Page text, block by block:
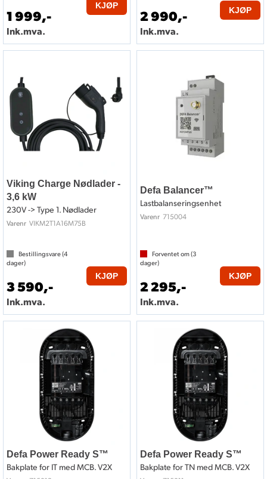
1 999,-
Ink.mva.
KJØP
2 990,-
Ink.mva.
KJØP
Viking Charge Nødlader -
3,6 kW
230V -> Type 1. Nødlader
Varenr VIKM2T1A16M75B
Bestillingsvare (4
dager)
3 590,-
Ink.mva.
KJØP
Defa Balancer™
Lastbalanseringsenhet
Varenr 715004
Forventet om (3
dager)
2 295,-
Ink.mva.
KJØP
Defa Power Ready S™
Bakplate for IT med MCB. V2X
Defa Power Ready S™
Bakplate for TN med MCB. V2X